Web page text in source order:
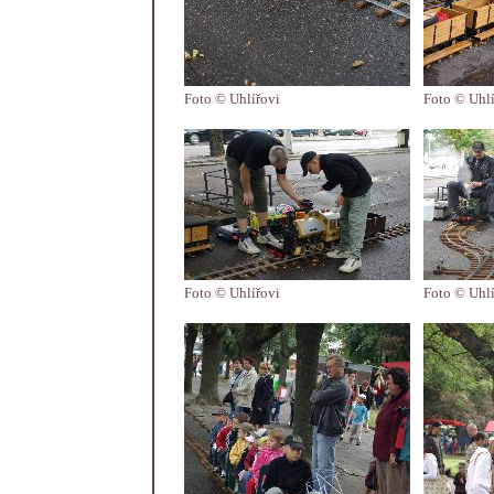
Foto © Uhlířovi Foto ©
Foto © Uhlířovi Foto ©